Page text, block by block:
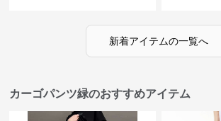
新着アイテムの一覧へ
カーゴパンツ緑のおすすめアイテム